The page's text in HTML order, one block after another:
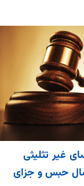
غیر تثلیثی
هر کدام به ۵ سال حبس و جزای